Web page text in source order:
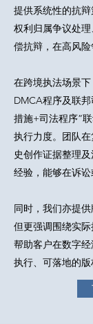
提供系统性的抗辩
权利归属争议处
偿抗辩，在高风险
在跨境执法场景下
DMCA程序及联
措施+司法程序”
执行力度。团队
史创作证据整理
经验，能够在诉讼
同时，我们亦提
但更强调围绕实际
帮助客户在数字
执行、可落地的版